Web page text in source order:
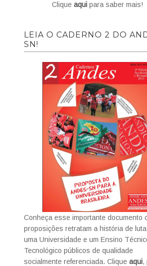
Clique aquipara saber mais!
LEIA O CADERNO 2 DO
SN!
Conheça esse importante documento
proposições retratam a história de
uma Universidade e um Ensino
Tecnológico públicos de qualidade
socialmente referenciada. Clique aqui,